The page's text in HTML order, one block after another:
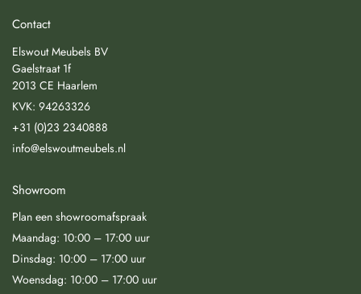
Contact
Elswout Meubels BV
Gaelstraat 1f
2013 CE Haarlem
KVK: 94263326
+31 (0)23 2340888
info@elswoutmeubels.nl
Showroom
Plan een showroomafspraak
Maandag: 10:00 – 17:00 uur
Dinsdag: 10:00 – 17:00 uur
Woensdag: 10:00 – 17:00 uur